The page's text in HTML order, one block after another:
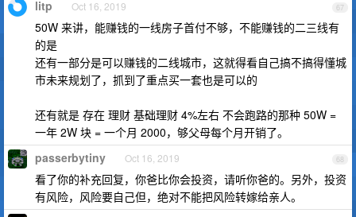
67
litp Oct 16, 2019
50W 来讲，能赚钱的一线房子首付不够，不能赚钱的二三线有
的是
还有一部分是可以赚钱的二线城市，这就得看自己搞不搞得懂城
市未来规划了，抓到了重点买一套也是可以的
还有就是 存在 理财 基础理财 4%左右 不会跑路的那种 50W =
一年 2W 块 = 一个月 2000，够父母每个月开销了。
68
passerbytiny Oct 16, 2019
看了你的补充回复，你爸比你会投资，请听你爸的。另外，投资
有风险，风险要自己但，绝对不能把风险转嫁给亲人。